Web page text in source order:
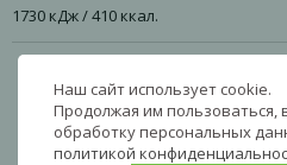
1730 кДж / 410 ккал.
Наш сайт использует cookie.
Продолжая им пользоваться,
обработку персональных
политикой